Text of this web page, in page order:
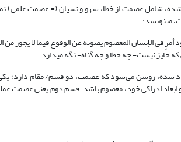
شامل عصمت از خطا، سهو و نسیان (= عصمت علمی)
می‏نویسد:
که جایز نیست- چه خطا و چه گناه- نگه مى‏دارد.
شده، روشن می‌شود که عصمت، دو قسم/ مقام دارد؛